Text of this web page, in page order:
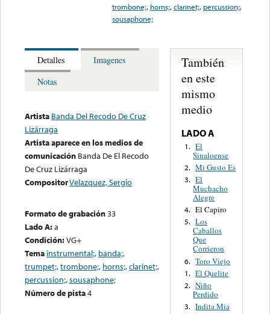
trombone;, horns;,clarinet;, percussion;,
sousaphone;
Detalles
Imagenes
Notas
Artista Banda Del Recodo De Cruz
Lizárraga
Artista aparece en los medios de
comunicación Banda De El Recodo
De Cruz Lizárraga
CompositorVelazquez, Sergio
Formato de grabación33
Lado A:a
Condición:VG+
Tema instrumental;, banda;,
trumpet;,trombone;, horns;,clarinet;,
percussion;,sousaphone;
Número de pista4
También
en este
mismo
medio
LADO A
1. El
Sinaloense
2. Mi Gusto Es
3. El
Muchacho
Alegre
4. El Capiro
5. Los
Caballos
Que
Corrieron
6. Toro Viejo
1. El Quelite
2. Niño
Perdido
3. Indita Mia